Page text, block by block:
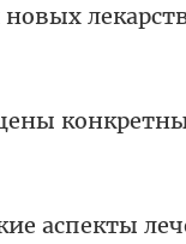
аспекты